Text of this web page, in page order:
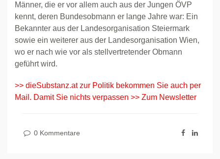
Männer, die er vor allem auch aus der Jungen ÖVP
kennt, deren Bundesobmann er lange Jahre war: Ein
Bekannter aus der Landesorganisation Steiermark
sowie ein weiterer aus der Landesorganisation Wien,
wo er nach wie vor als stellvertretender Obmann
geführt wird.
>> dieSubstanz.at zur Politik bekommen Sie auch per
Mail. Damit Sie nichts verpassen >> Zum Newsletter
0 Kommentare